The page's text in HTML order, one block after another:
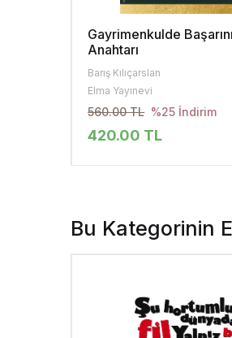
Gayrimenkulde
Anahtarı
Barış Kılıçarslan
Elma Yayınevi
560.00 TL %25 İndirim
420.00 TL
Bu Kategorinin